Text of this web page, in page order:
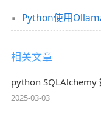
Python使用
相关文章
python SQLAlchemy
2025-03-03